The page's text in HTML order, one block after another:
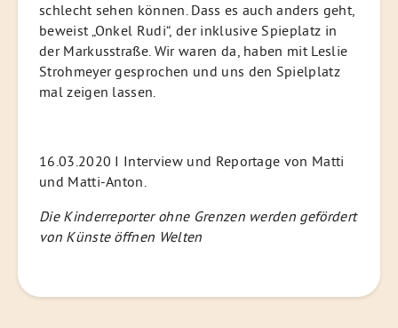
schlecht sehen können. Dass es auch anders geht,
beweist „Onkel Rudi“, der inklusive Spieplatz in
der Markusstraße. Wir waren da, haben mit Leslie
Strohmeyer gesprochen und uns den Spielplatz
mal zeigen lassen.
16.03.2020 I Interview und Reportage von Matti
und Matti-Anton.
Die Kinderreporter ohne Grenzen werden gefördert
von Künste öffnen Welten